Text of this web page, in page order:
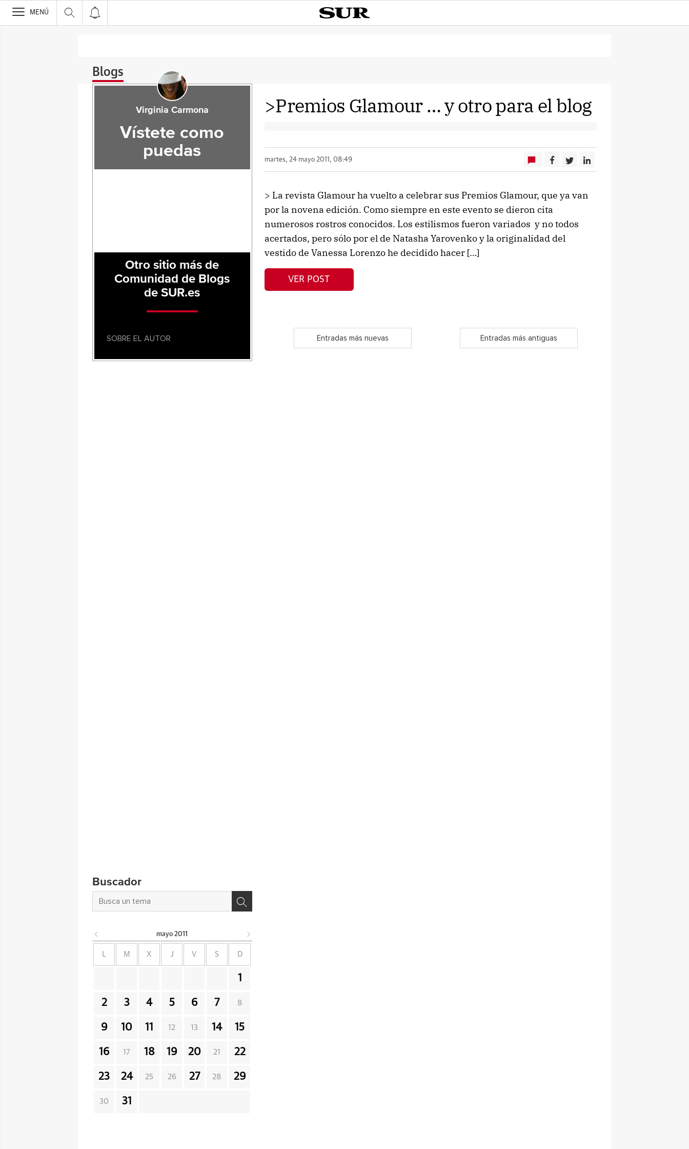
>
MENÚ
Blogs
>Premios Glamour … y otro para el blog
martes, 24 mayo 2011, 08:49
> La revista Glamour ha vuelto a celebrar sus Premios Glamour, que ya van
por la novena edición. Como siempre en este evento se dieron cita
numerosos rostros conocidos. Los estilismos fueron variados y no todos
acertados, pero sólo por el de Natasha Yarovenko y la originalidad del
vestido de Vanessa Lorenzo he decidido hacer […]
VER POST
Entradas más nuevas Entradas más antiguas
Virginia Carmona
Vístete como
puedas
Otro sitio más de
Comunidad de Blogs
de SUR.es
SOBRE EL AUTOR
Buscador
mayo 2011
L M X J V S D
1
2 3 4 5 6 7 8
9 10 11 12 13 14 15
16 17 18 19 20 21 22
23 24 25 26 27 28 29
30 31